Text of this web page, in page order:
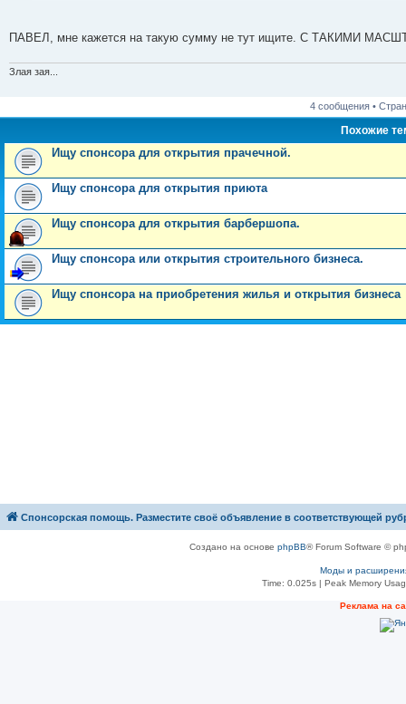
ПАВЕЛ, мне кажется на такую сумму не тут ищите. С ТАКИМИ
Злая зая...
4 сообщения •
Похожие
Ищу спонсора для открытия прачечной.
Ищу спонсора для открытия приюта
Ищу спонсора для открытия барбершопа.
Ищу спонсора или открытия строительного бизнеса.
Ищу спонсора на приобретения жилья и открытия бизнеса
Спонсорская помощь. Разместите своё объявление в соответствующей
Создано на основе phpBB® Forum Software ©
Моды и
Time: 0.025s| Peak Memory
Рeклама на